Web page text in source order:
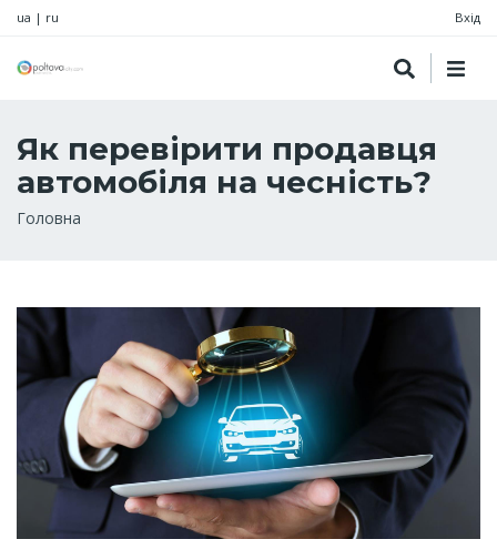
ua | ru Вхід
Як перевірити продавця
автомобіля на чесність?
Рядок
Головна